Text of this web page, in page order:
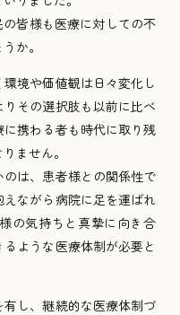
皆様も医療に対しての不
か。
境や価値観は日々変化し
その選択肢も以前に比べ
携わる者も時代に取り残
ません。
は、患者様との関係性で
ながら病院に足を運ばれ
の気持ちと真摯に向き合
ような医療体制が必要と
し、継続的な医療体制づ